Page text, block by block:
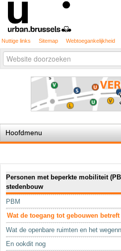
Nuttige links Sitemap Webtoegankelijkheid
Zoek
Geavanceerd
zoeken...
Hoofdmenu
De spelregels
Stedenbouwkundige vergunning
Cartografie
Studies en publicaties
Sleutelwoorden
Stedenbouwkundige inlichtingen
Personen met beperkte mobiliteit
stedenbouw
PBM
Wat de toegang tot gebouwen betreft
Wat de openbare ruimten en het
En ookdit nog